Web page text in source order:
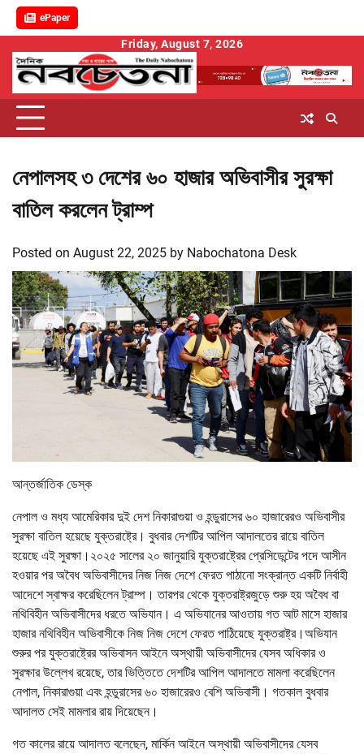
ePaper
content
Friday, August 7, 2026
নেপালসহ ৩ দেশের ৬০ হাজার অভিবাসীর সুরক্ষা
বাতিল করলেন ট্রাম্প
Posted on August 22, 2025 by Nabochatona Desk
আন্তর্জাতিক ডেস্ক
নেপাল ও মধ্য আমেরিকার দুই দেশ নিকারাগুয়া ও হন্ডুরাসের ৬০ হাজারেরও অভিবাসীর
সুরক্ষা বাতিল হয়েছে যুক্তরাষ্ট্রে। বুধবার দেশটির আপিল আদালতের রায়ে বাতিল
হয়েছে এই সুরক্ষা।২০২৫ সালের ২০ জানুয়ারি যুক্তরাষ্ট্রের প্রেসিডেন্টের পদে আসীন
হওয়ার পর অবৈধ অভিবাসীদের নিজ নিজ দেশে ফেরত পাঠানো সংক্রান্ত একটি নির্বাহী
আদেশে স্বাক্ষর করেছিলেন ট্রাম্প। তারপর থেকে যুক্তরাষ্ট্রজুড়ে শুরু হয় অবৈধ বা
নথিবিহীন অভিবাসীদের ধরতে অভিযান। এ অভিযানের আওতায় গত আট মাসে হাজার
হাজার নথিবিহীন অভিবাসীকে নিজ নিজ দেশে ফেরত পাঠিয়েছে যুক্তরাষ্ট্র।অভিযান
শুরুর পর যুক্তরাষ্ট্রের অভিবাসন আইনে অস্থায়ী অভিবাসীদের যেসব অধিকার ও
সুরক্ষার উল্লেখ রয়েছে, তার ভিত্তিতে দেশটির আপিল আদালতে মামলা করেছিলেন
নেপাল, নিকারাগুয়া এবং হন্ডুরাসের ৬০ হাজারেরও বেশি অভিবাসী। গতকাল বুধবার
আদালত সেই মামলার রায় দিয়েছেন।
গত কালের রায়ে আদালত বলেছেন, মার্কিন আইনে অস্থায়ী অভিবাসীদের যেসব